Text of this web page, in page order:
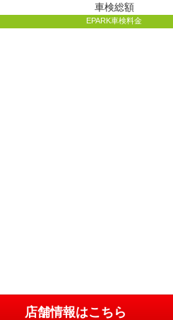
車検総額
EPARK車検料金
店舗情報はこちら